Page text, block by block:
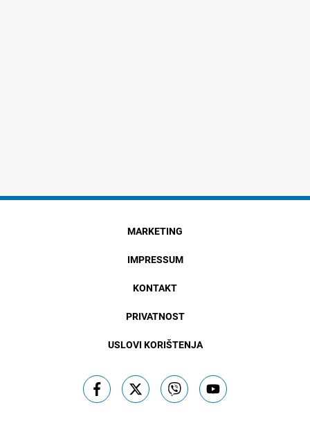
MARKETING
IMPRESSUM
KONTAKT
PRIVATNOST
USLOVI KORIŠTENJA